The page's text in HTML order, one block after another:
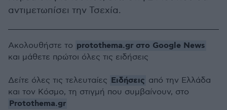
αντιμετωπίσει την Τσεχία.
Ακολουθήστε το protothema.gr στο Google News
και μάθετε πρώτοι όλες τις ειδήσεις
Δείτε όλες τις τελευταίες Ειδήσεις από την Ελλάδα
και τον Κόσμο, τη στιγμή που συμβαίνουν, στο
Protothema.gr